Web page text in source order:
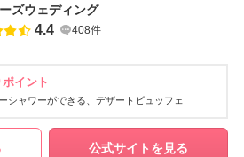
ズウェディング
4.4 408件
イント
シャワーができる デザートビュッフェ
公式サイトを見る